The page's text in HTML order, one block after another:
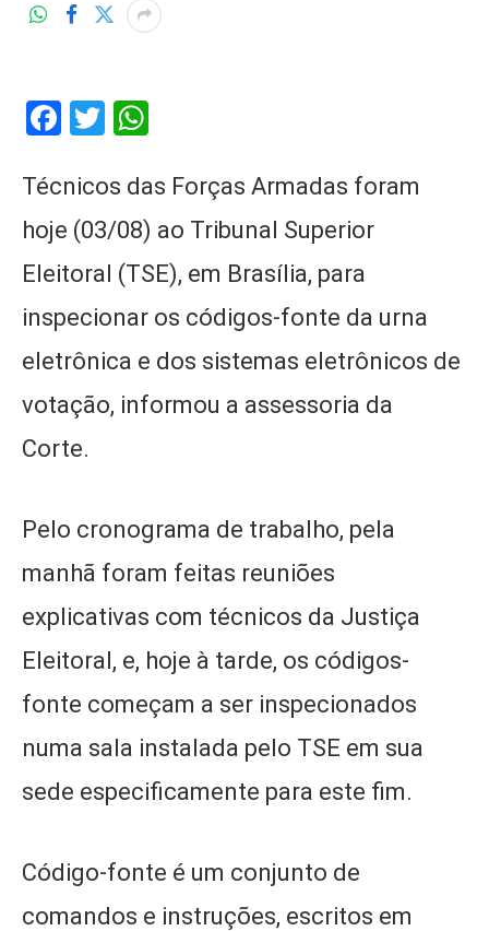
Facebook
Twitter
Técnicos das Forças Armadas foram
hoje (03/08) ao Tribunal Superior
Eleitoral (TSE), em Brasília, para
inspecionar os códigos-fonte da urna
eletrônica e dos sistemas eletrônicos de
votação, informou a assessoria da
Corte.
Pelo cronograma de trabalho, pela
manhã foram feitas reuniões
explicativas com técnicos da Justiça
Eleitoral, e, hoje à tarde, os códigos-
fonte começam a ser inspecionados
numa sala instalada pelo TSE em sua
sede especificamente para este fim.
Código-fonte é um conjunto de
comandos e instruções, escritos em